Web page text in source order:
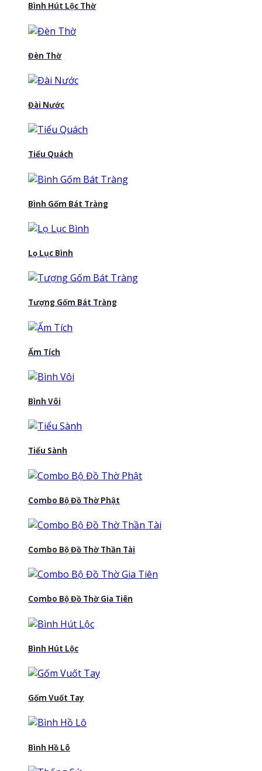
Bình Hút Lộc Thờ
Đèn Thờ
Đài Nước
Tiểu Quách
Bình Gốm Bát Tràng
Lọ Lục Bình
Tượng Gốm Bát Tràng
Ấm Tích
Bình Vôi
Tiểu Sành
Combo Bộ Đồ Thờ Phật
Combo Bộ Đồ Thờ Thần Tài
Combo Bộ Đồ Thờ Gia Tiên
Bình Hút Lộc
Gốm Vuốt Tay
Bình Hồ Lô